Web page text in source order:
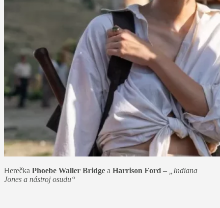
Herečka Phoebe Waller Bridge a Harrison Ford –
„Indiana
Jones a nástroj osudu“